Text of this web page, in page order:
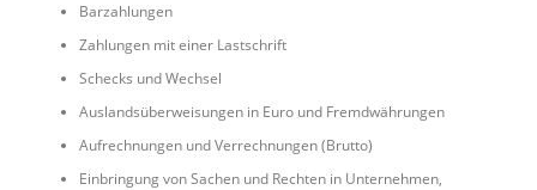
Barzahlungen
Zahlungen mit einer Lastschrift
Schecks und Wechsel
Auslandsüberweisungen in Euro und Fremdwährungen
Aufrechnungen und Verrechnungen (Brutto)
Einbringung von Sachen und Rechten in Unternehmen,